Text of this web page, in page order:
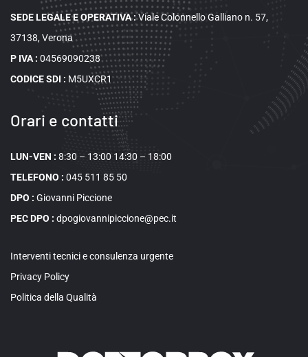
SEDE LEGALE E OPERATIVA:Viale Colonnello Galliano n. 57,
37138, Verona
P IVA : 04569090238
CODICE SDI : M5UXCR1
Orari e contatti
LUN-VEN : 8:30 – 13:00 14:30 – 18:00
TELEFONO : 045 511 85 50
DPO : Giovanni Piccione
PEC DPO : dpogiovannipiccione@pec.it
Interventi tecnici e consulenza urgente
Privacy Policy
Politica della Qualità